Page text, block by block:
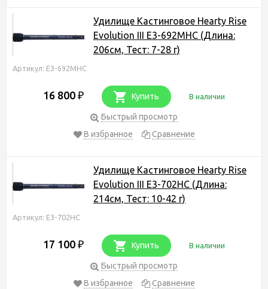
Удилище Кастинговое Hearty Rise
Evolution III E3-692MHC (Длина:
206см, Тест: 7-28 г)
Артикул: E3-692MHC
16 800 ₽ Купить В наличии
Быстрый просмотр
В избранное
Сравнение
Удилище Кастинговое Hearty Rise
Evolution III E3-702HC (Длина:
214см, Тест: 10-42 г)
Артикул: E3-702HC
17 100 ₽ Купить В наличии
Быстрый просмотр
В избранное
Сравнение